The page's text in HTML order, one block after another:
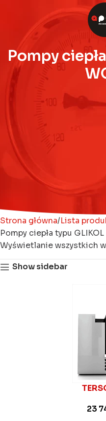
Pompy
Strona główna Lista
Pompy ciepła typu
Wyświetlanie wszystkich
Show sidebar
23